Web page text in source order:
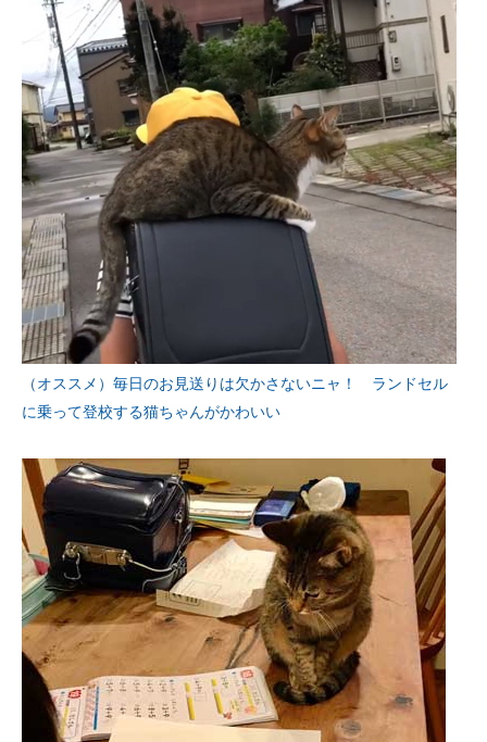
（オススメ）毎日のお見送りは欠かさないニャ！ ランドセル
に乗って登校する猫ちゃんがかわいい